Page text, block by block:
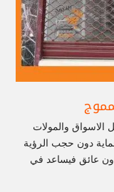
الاسواق والمولات
دون حجب الرؤية
دون عائق فيساعد في